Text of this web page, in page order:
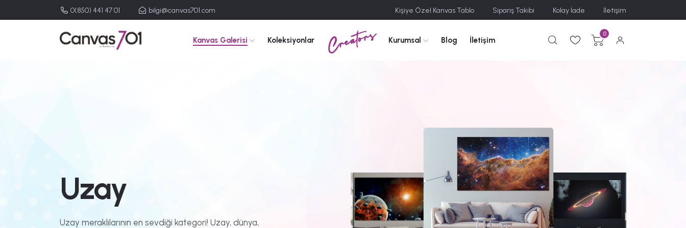
0(850) 441 47 01 bilgi@canvas701.com Kişiye Özel Kanvas Tablo Sipariş Takibi Kolay İade İletişim
Kanvas Galerisi Koleksiyonlar Creators Kurumsal Blog İletişim
0
Uzay
Uzay meraklılarının en sevdiği kategori! Uzay, dünya,